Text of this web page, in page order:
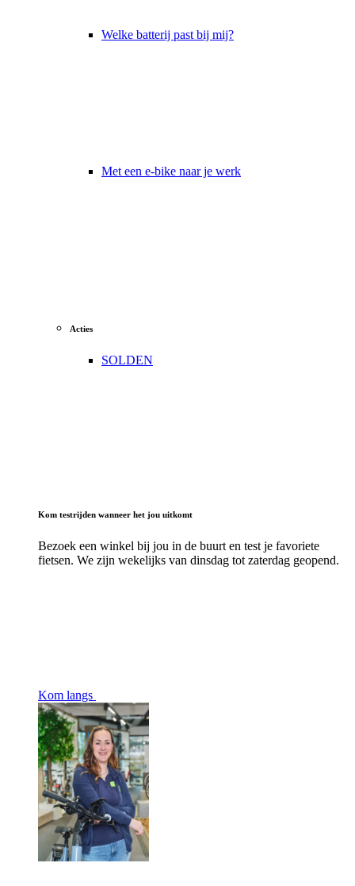
Welke batterij past bij mij?
Met een e-bike naar je werk
Acties
SOLDEN
Kom testrijden wanneer het jou uitkomt
Bezoek een winkel bij jou in de buurt en test je favoriete
fietsen. We zijn wekelijks van dinsdag tot zaterdag geopend.
Kom langs